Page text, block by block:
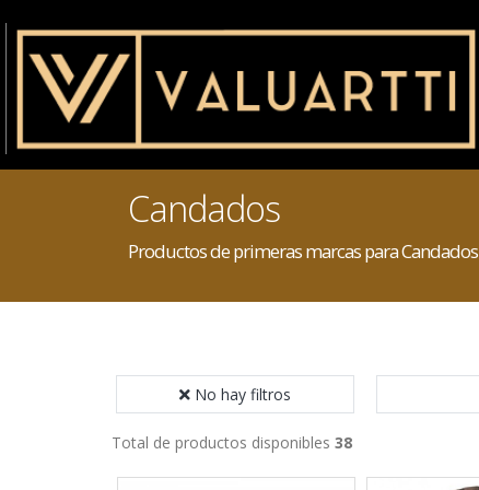
Candados
Productos de primeras marcas para Candados
No hay filtros
Total de productos disponibles 38